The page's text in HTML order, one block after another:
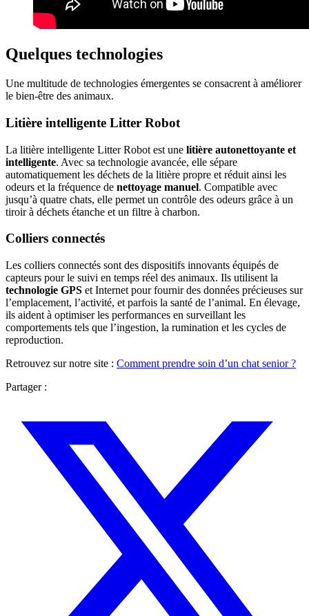
Quelques technologies
Une multitude de technologies émergentes se consacrent à améliorer
le bien-être des animaux.
Litière intelligente Litter Robot
La litière intelligente Litter Robot est une litière autonettoyante et
intelligente. Avec sa technologie avancée, elle sépare
automatiquement les déchets de la litière propre et réduit ainsi les
odeurs et la fréquence de nettoyage manuel. Compatible avec
jusqu’à quatre chats, elle permet un contrôle des odeurs grâce à un
tiroir à déchets étanche et un filtre à charbon.
Colliers connectés
Les colliers connectés sont des dispositifs innovants équipés de
capteurs pour le suivi en temps réel des animaux. Ils utilisent la
technologie GPS et Internet pour fournir des données précieuses sur
l’emplacement, l’activité, et parfois la santé de l’animal. En élevage,
ils aident à optimiser les performances en surveillant les
comportements tels que l’ingestion, la rumination et les cycles de
reproduction.
Retrouvez sur notre site : Comment prendre soin d’un chat senior ?
Partager :